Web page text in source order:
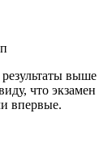
выше
что экзамен
впервые.